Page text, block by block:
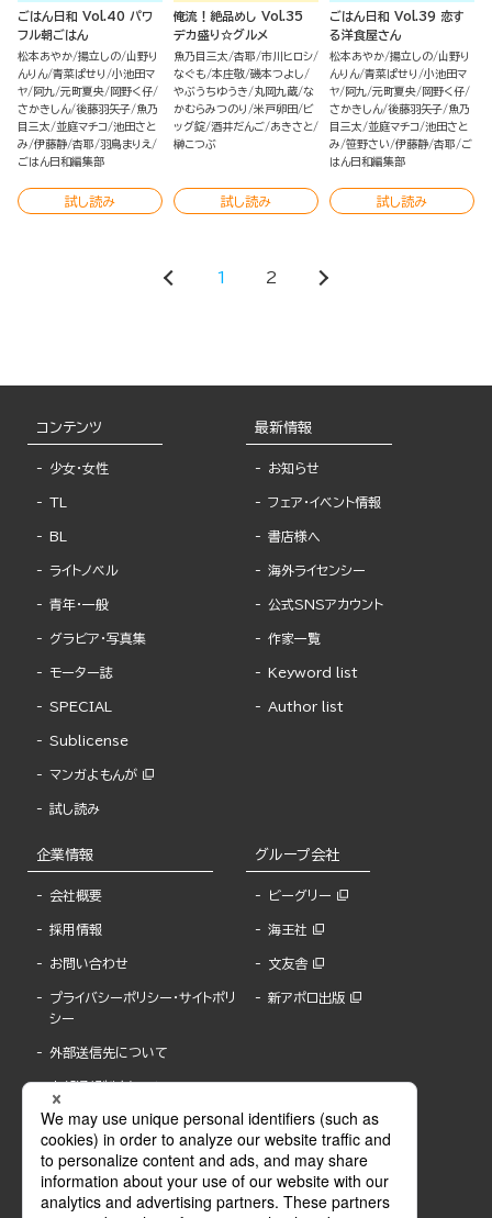
ごはん日和 Vol.40 パワ
フル朝ごはん
松本あやか 揚立しの 山野り
んりん 青菜ぱせり
小池田マ
ヤ 阿九 元町夏央 岡野く仔
さかきしん 後藤羽矢子 魚乃
目三太
並庭マチコ 池田さと
み 伊藤静 杏耶 羽鳥まりえ
ごはん日和編集部
試し読み
俺流！絶品めし Vol.35
デカ盛り☆グルメ
魚乃目三太 杏耶 市川ヒロシ
なぐも 本庄敬 磯本つよし
やぶうちゆうき
丸岡九蔵 な
かむらみつのり
米戸卵田
ビ
ッグ錠 酒井だんご あきさと
榊こつぶ
試し読み
ごはん日和 Vol.39 恋す
る洋食屋さん
松本あやか 揚立しの 山野り
んりん 青菜ぱせり
小池田マ
ヤ 阿九 元町夏央 岡野く仔
さかきしん 後藤羽矢子 魚乃
目三太
並庭マチコ 池田さと
み 笹野さい 伊藤静 杏耶
ご
はん日和編集部
試し読み
1 2
コンテンツ
少女・女性
TL
BL
ライトノベル
青年・一般
グラビア・写真集
モーター誌
SPECIAL
Sublicense
マンガよもんが
試し読み
最新情報
お知らせ
フェア・イベント情報
書店様へ
海外ライセンシー
公式SNSアカウント
作家一覧
Keyword list
Author list
企業情報
会社概要
採用情報
お問い合わせ
プライバシーポリシー・サイトポリ
シー
外部送信先について
内部通報制度について
グループ会社
ビーグリー
海王社
文友舎
新アポロ出版